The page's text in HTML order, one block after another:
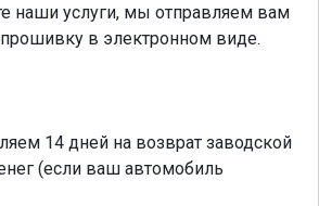
наши услуги, мы отправляем вам
в электронном виде.
14 дней на возврат заводской
(если ваш автомобиль